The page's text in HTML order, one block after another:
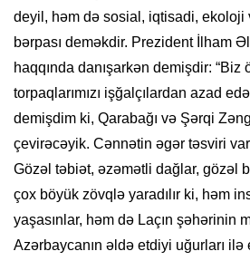
deyil, həm də sosial, iqtisadi, ekoloji
bərpası deməkdir. Prezident İlham
haqqında danışarkən demişdir: “Biz
torpaqlarımızı işğalçılardan azad
demişdim ki, Qarabağı və Şərqi
çevirəcəyik. Cənnətin əgər təsviri
Gözəl təbiət, əzəmətli dağlar, gözəl
çox böyük zövqlə yaradılır ki, həm
yaşasınlar, həm də Laçın şəhərinin
Azərbaycanın əldə etdiyi uğurları